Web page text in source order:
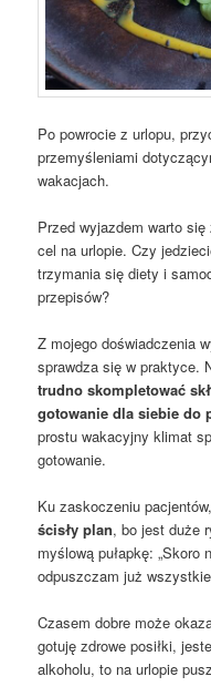
Po powrocie z urlopu,
przemyśleniami
wakacjach.
Przed wyjazdem warto
cel na urlopie. Czy
trzymania się diety i
przepisów?
Z mojego doświadczenia
sprawdza się w praktyce.
trudno skompletować
gotowanie dla siebie do
prostu wakacyjny klimat
gotowanie.
Ku zaskoczeniu
ścisły plan, bo jest duże
myślową pułapkę:
odpuszczam już
Czasem dobre może
gotuję zdrowe posiłki,
alkoholu, to na urlopie